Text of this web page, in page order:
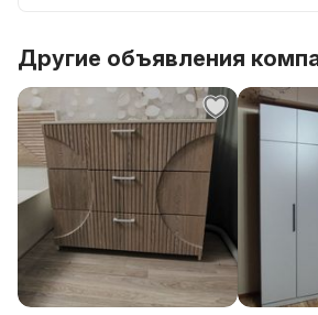
Другие объявления